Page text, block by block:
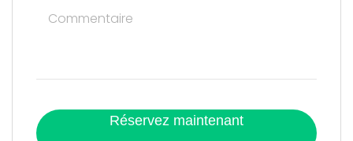
Réservez maintenant